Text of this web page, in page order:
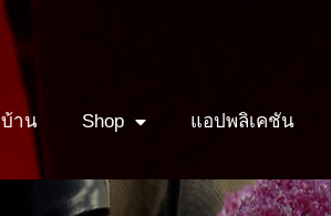
บ้าน Shop แอปพลิเคชัน